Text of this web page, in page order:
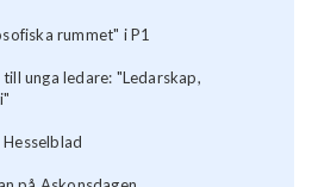
rummet" i P1
unga ledare: "Ledarskap,